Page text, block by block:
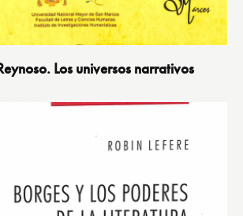
Los universos narrativos